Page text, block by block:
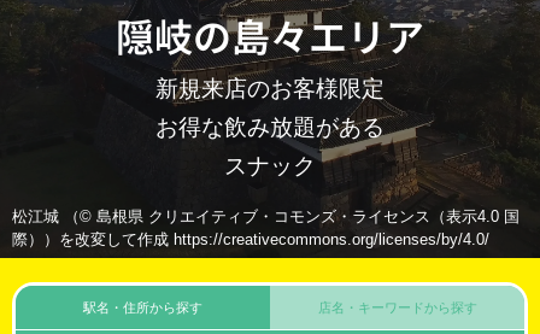
隠岐の島々エリア
新規来店のお客様限定
お得な飲み放題がある
スナック
松江城 （© 島根県 クリエイティブ・コモンズ・ライセンス（表示4.0 国
際））を改変して作成 https://creativecommons.org/licenses/by/4.0/
駅名・住所から探す 店名・キーワードから探す